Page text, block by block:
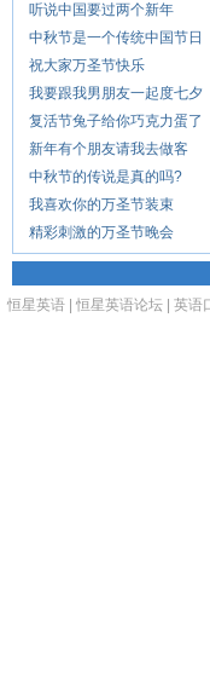
听说中国要过两个新年
中秋节是一个传统中国节日
祝大家万圣节快乐
我要跟我男朋友一起度七夕
复活节兔子给你巧克力蛋了
新年有个朋友请我去做客
中秋节的传说是真的吗?
我喜欢你的万圣节装束
精彩刺激的万圣节晚会
恒星英语 恒星英语论坛 英语